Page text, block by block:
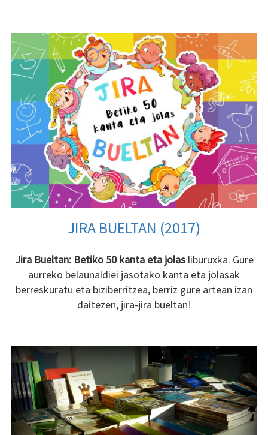
JIRA BUELTAN (2017)
Jira Bueltan: Betiko 50 kanta eta jolasliburuxka. Gure
aurreko belaunaldiei jasotako kanta eta jolasak
berreskuratu eta biziberritzea, berriz gure artean izan
daitezen, jira-jira bueltan!